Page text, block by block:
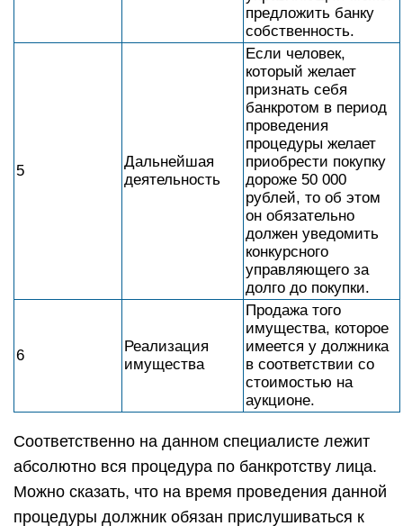
предложить банку
собственность.
5
Дальнейшая
деятельность
Если человек,
который желает
признать себя
банкротом в период
проведения
процедуры желает
приобрести покупку
дороже 50 000
рублей, то об этом
он обязательно
должен уведомить
конкурсного
управляющего за
долго до покупки.
6
Реализация
имущества
Продажа того
имущества, которое
имеется у должника
в соответствии со
стоимостью на
аукционе.
Соответственно на данном специалисте лежит
абсолютно вся процедура по банкротству лица.
Можно сказать, что на время проведения данной
процедуры должник обязан прислушиваться к